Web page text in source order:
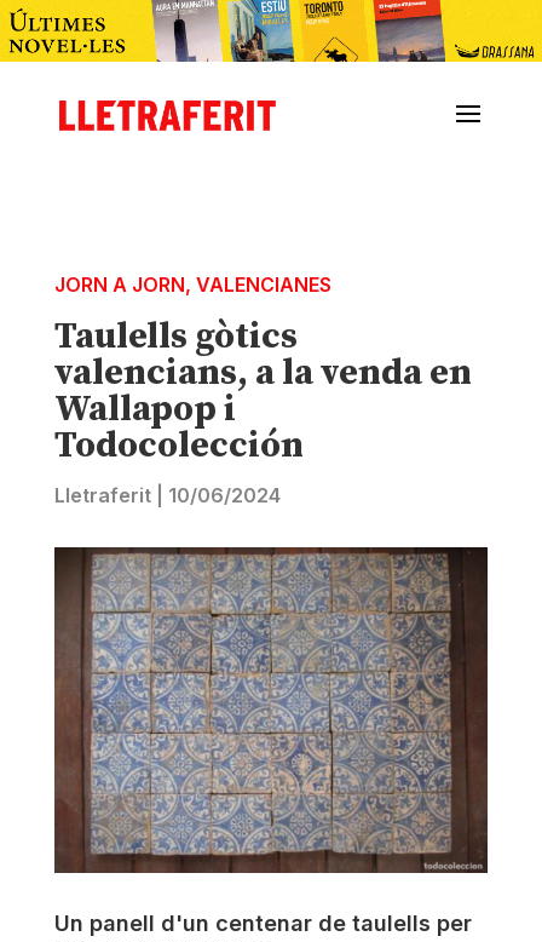
JORN A JORN, VALENCIANES
Taulells gòtics
valencians, a la venda en
Wallapop i
Todocolección
Lletraferit| 10/06/2024
Un panell d'un centenar de taulells per